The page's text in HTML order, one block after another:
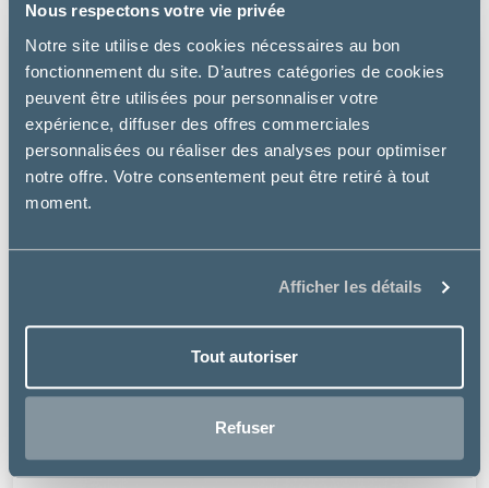
Nous respectons votre vie privée
Notre site utilise des cookies nécessaires au bon
fonctionnement du site. D’autres catégories de cookies
peuvent être utilisées pour personnaliser votre
expérience, diffuser des offres commerciales
personnalisées ou réaliser des analyses pour optimiser
notre offre. Votre consentement peut être retiré à tout
moment.
Afficher les détails
Tout autoriser
Refuser